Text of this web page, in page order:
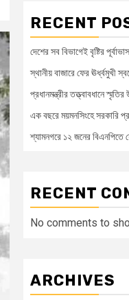
RECENT
দেশের সব বিভাগেই বৃষ্টির পূর্বাভাস
স্থানীয় বাজারে ফের ঊর্ধ্বমুখী
প্রধানমন্ত্রীর তত্ত্বাবধানে
এক বছরে ময়মনসিংহে সরকারি
শ্যামনগরে ১২ জনের বিএনপিতে
RECENT
No comments to
ARCHIVES